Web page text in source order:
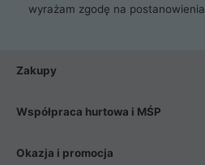
wyrażam zgodę na postanowienia
Zakupy
Współpraca hurtowa i MŚP
Okazja i promocja